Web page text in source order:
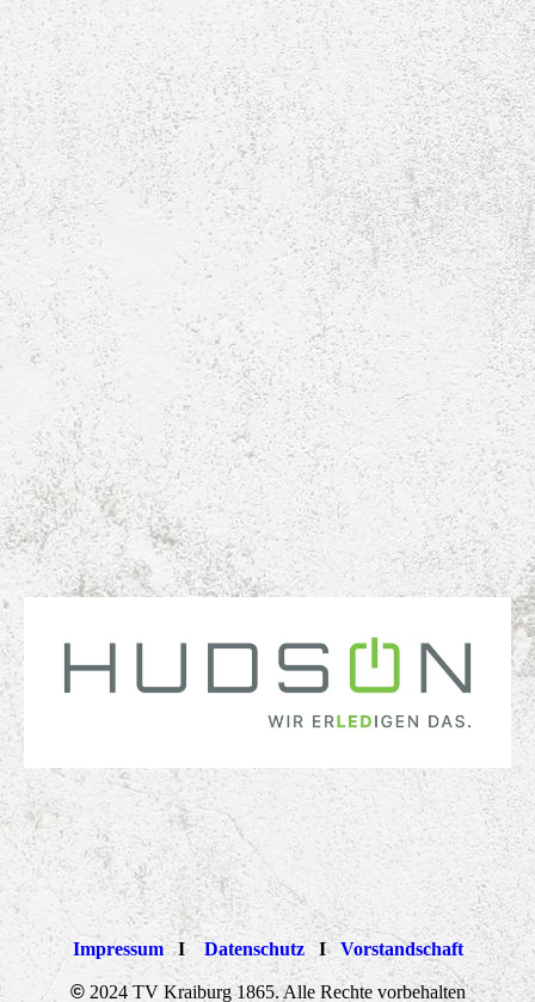
ImpressumIDatenschutzI Vorstandschaft
© 2024 TV Kraiburg 1865. Alle Rechte vorbehalten